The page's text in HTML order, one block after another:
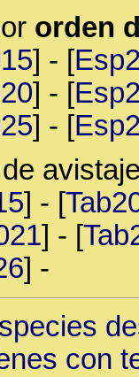
orden
] - [
] - [
] - [
] - [
] - [
] -
con